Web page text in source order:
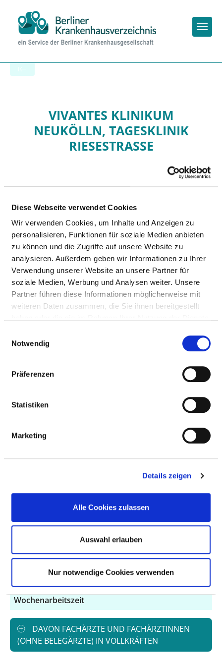
Diese Webseite verwendet Cookies
Wir verwenden Cookies, um Inhalte und Anzeigen zu
personalisieren, Funktionen für soziale Medien anbieten
zu können und die Zugriffe auf unsere Website zu
analysieren. Außerdem geben wir Informationen zu Ihrer
Verwendung unserer Website an unsere Partner für
soziale Medien, Werbung und Analysen weiter. Unsere
Partner führen diese Informationen möglicherweise mit
weiteren Daten zusammen, die Sie ihnen bereitgestellt
Notwendig
Präferenzen
Statistiken
Marketing
Details zeigen
Alle Cookies zulassen
Auswahl erlauben
Nur notwendige Cookies verwenden
VIVANTES KLINIKUM
NEUKÖLLN, TAGESKLINIK
RIESESTRASSE
Passend dazu:
Pflegepersonal
ÄRZTE UND ÄRZTINNEN
Hier finden Sie Angaben zum medizinischen Personal
Personal der einzelnen Fachabteilungen finden Sie
auf den Fachabteilungsseiten.
BELEGÄRZTE) IN VOLLKRÄFTEN
Anzahl (gesamt)
Personal mit direktem
1,12
Personal ohne direktes
Beschäftigungsverhältnis
0,00
Personal in der
ambulanten Versorgung
1,12
Personal in der
stationären Versorgung
0,00
maßgebliche tarifliche
Wochenarbeitszeit
40,00
DAVON FACHÄRZTE UND FACHÄRZTINNEN
(OHNE BELEGÄRZTE) IN VOLLKRÄFTEN